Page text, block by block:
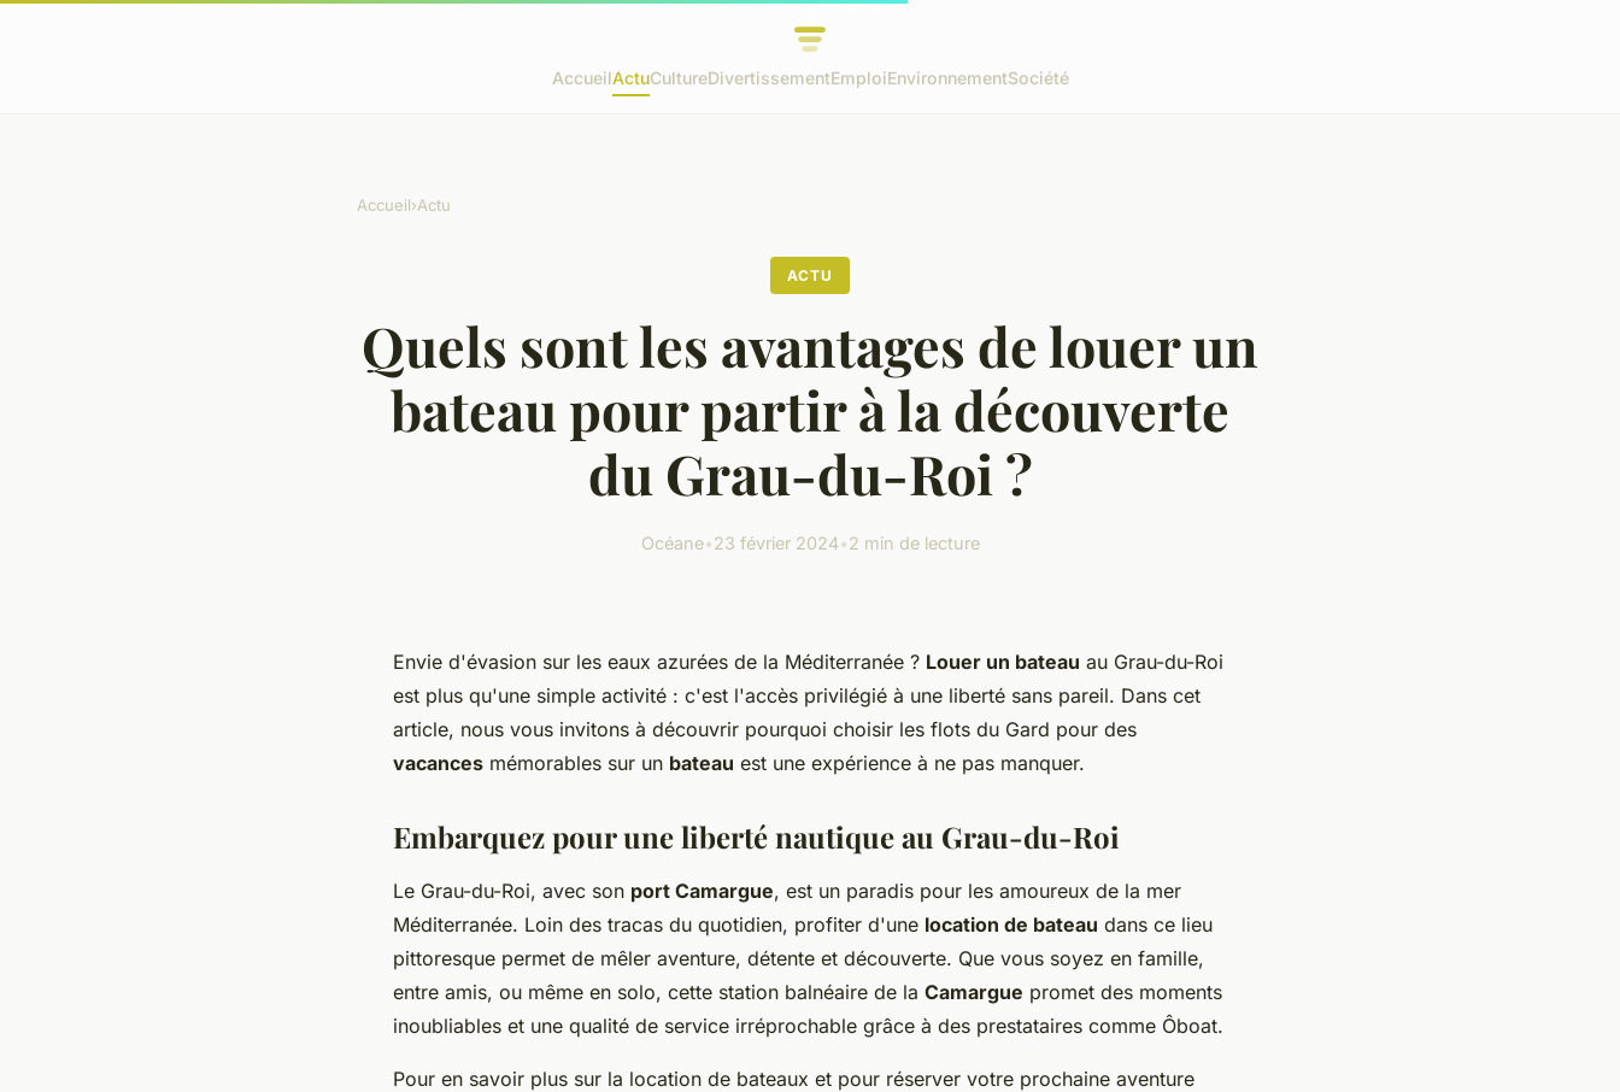
AccueilActuCultureDivertissementEmploiEnvironnementSociété
Accueil›Actu
ACTU
Quels sont les avantages de louer un
bateau pour partir à la découverte
du Grau-du-Roi ?
Océane•23 février 2024•2 min de lecture
Envie d'évasion sur les eaux azurées de la Méditerranée ? Louer un bateau au Grau-du-Roi
est plus qu'une simple activité : c'est l'accès privilégié à une liberté sans pareil. Dans cet
article, nous vous invitons à découvrir pourquoi choisir les flots du Gard pour des
vacances mémorables sur un bateau est une expérience à ne pas manquer.
Embarquez pour une liberté nautique au Grau-du-Roi
Le Grau-du-Roi, avec son port Camargue, est un paradis pour les amoureux de la mer
Méditerranée. Loin des tracas du quotidien, profiter d'une location de bateau dans ce lieu
pittoresque permet de mêler aventure, détente et découverte. Que vous soyez en famille,
entre amis, ou même en solo, cette station balnéaire de la Camargue promet des moments
inoubliables et une qualité de service irréprochable grâce à des prestataires comme Ôboat.
Pour en savoir plus sur la location de bateaux et pour réserver votre prochaine aventure